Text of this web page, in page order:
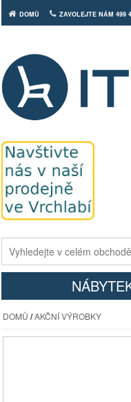
DOMŮ ZAVOLEJTE NÁM 499
DOMŮ /AKČNÍ VÝROBKY